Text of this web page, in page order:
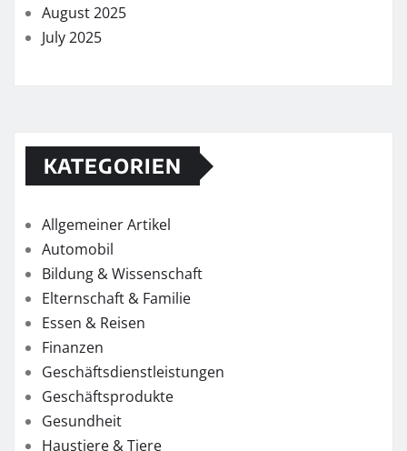
August 2025
July 2025
KATEGORIEN
Allgemeiner Artikel
Automobil
Bildung & Wissenschaft
Elternschaft & Familie
Essen & Reisen
Finanzen
Geschäftsdienstleistungen
Geschäftsprodukte
Gesundheit
Haustiere & Tiere